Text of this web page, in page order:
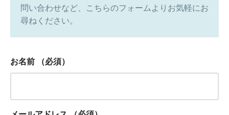
問い合わせなど、こちらのフォームよりお気軽にお
尋ねください。
お名前 （必須）